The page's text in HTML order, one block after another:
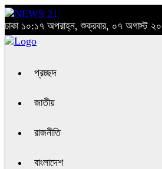
ঢাকা ১০:১৭ অপরাহ্ন, শুক্রবার, ০৭ অগাস্ট
প্রচ্ছদ
জাতীয়
রাজনীতি
বাংলাদেশ